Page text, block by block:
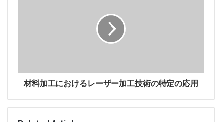
TRUMPFの収益は80％近くを占めています。
2019年4月、TRUMPFはPhilips Photonics事業の買収
新しいビジネスユニットを設立します。 7月、TRUMPF
はGFTとインターネットプラットフォームaxoomを
GFTに譲渡する契約を締結しましたが、スマートファク
トリー製造ソリューションとaxoomのブランド所有権
材料加工におけるレーザー加工技術の特定の応用